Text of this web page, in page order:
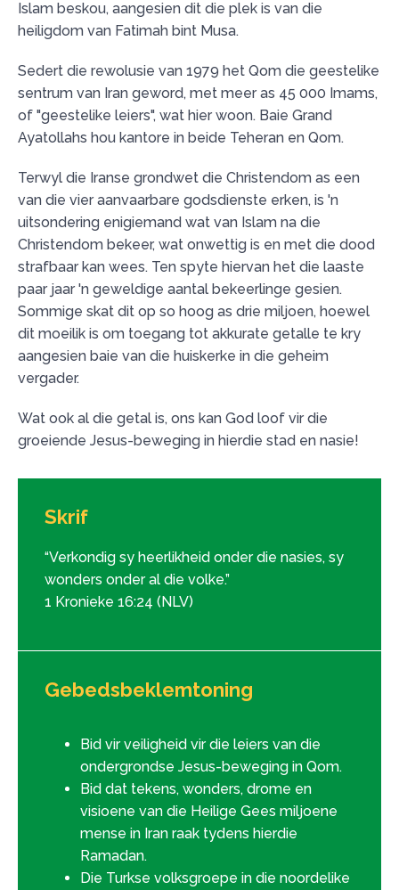
Islam beskou, aangesien dit die plek is van die
heiligdom van Fatimah bint Musa.
Sedert die rewolusie van 1979 het Qom die geestelike
sentrum van Iran geword, met meer as 45 000 Imams,
of "geestelike leiers", wat hier woon. Baie Grand
Ayatollahs hou kantore in beide Teheran en Qom.
Terwyl die Iranse grondwet die Christendom as een
van die vier aanvaarbare godsdienste erken, is 'n
uitsondering enigiemand wat van Islam na die
Christendom bekeer, wat onwettig is en met die dood
strafbaar kan wees. Ten spyte hiervan het die laaste
paar jaar 'n geweldige aantal bekeerlinge gesien.
Sommige skat dit op so hoog as drie miljoen, hoewel
dit moeilik is om toegang tot akkurate getalle te kry
aangesien baie van die huiskerke in die geheim
vergader.
Wat ook al die getal is, ons kan God loof vir die
groeiende Jesus-beweging in hierdie stad en nasie!
Skrif
“Verkondig sy heerlikheid onder die nasies, sy
wonders onder al die volke.”
1 Kronieke 16:24 (NLV)
Gebedsbeklemtoning
Bid vir veiligheid vir die leiers van die
ondergrondse Jesus-beweging in Qom.
Bid dat tekens, wonders, drome en
visioene van die Heilige Gees miljoene
mense in Iran raak tydens hierdie
Ramadan.
Die Turkse volksgroepe in die noordelike